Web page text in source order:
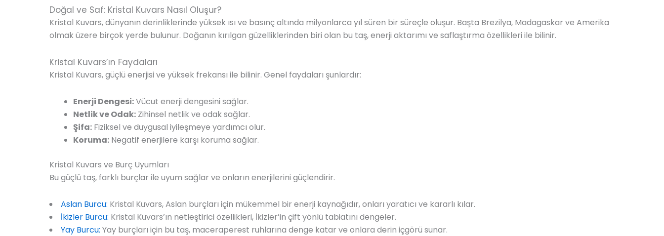
Doğal ve Saf: Kristal Kuvars Nasıl Oluşur?
Kristal Kuvars, dünyanın derinliklerinde yüksek ısı ve basınç altında milyonlarca yıl süren bir süreçle oluşur. Başta Brezilya, Madagaskar ve Amerika
olmak üzere birçok yerde bulunur. Doğanın kırılgan güzelliklerinden biri olan bu taş, enerji aktarımı ve saflaştırma özellikleri ile bilinir.
Kristal Kuvars’ın Faydaları
Kristal Kuvars, güçlü enerjisi ve yüksek frekansı ile bilinir. Genel faydaları şunlardır:
Enerji Dengesi:Vücut enerji dengesini sağlar.
Netlik ve Odak: Zihinsel netlik ve odak sağlar.
Şifa: Fiziksel ve duygusal iyileşmeye yardımcı olur.
Koruma: Negatif enerjilere karşı koruma sağlar.
Kristal Kuvars ve Burç Uyumları
Bu güçlü taş, farklı burçlar ile uyum sağlar ve onların enerjilerini güçlendirir.
Aslan Burcu: Kristal Kuvars, Aslan burçları için mükemmel bir enerji kaynağıdır, onları yaratıcı ve kararlı kılar.
İkizler Burcu: Kristal Kuvars’ın netleştirici özellikleri, İkizler’in çift yönlü tabiatını dengeler.
Yay Burcu: Yay burçları için bu taş, maceraperest ruhlarına denge katar ve onlara derin içgörü sunar.